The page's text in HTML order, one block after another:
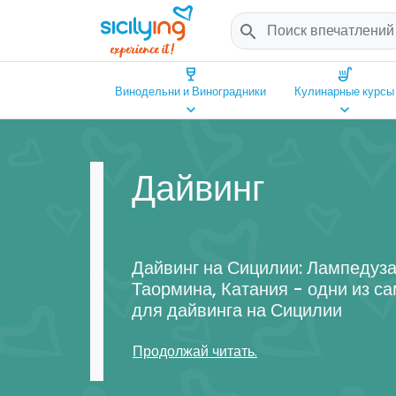
search
wine_bar
Винодельни и Виноградники
keyboard_arrow_down
soup_kitchen
Кулинарные курсы
keyboard_arrow_down
Дайвинг
Дайвинг на Сицилии:
Таормина, Катания - одни из
для дайвинга на Сицилии
Продолжай читать.